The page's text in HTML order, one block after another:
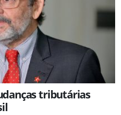
tributárias